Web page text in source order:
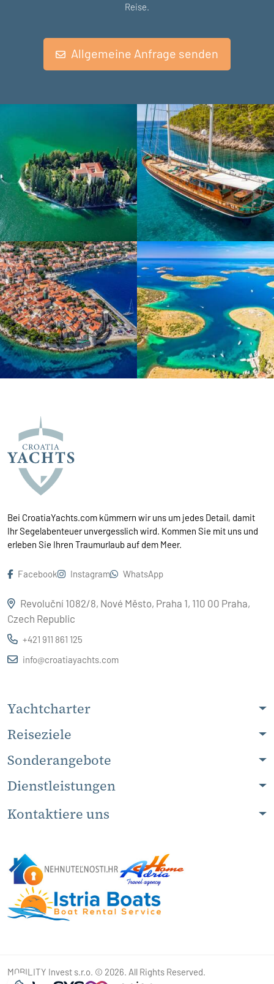
Reise.
Allgemeine Anfrage senden
Bei CroatiaYachts.com kümmern wir uns um jedes Detail, damit
Ihr Segelabenteuer unvergesslich wird. Kommen Sie mit uns und
erleben Sie Ihren Traumurlaub auf dem Meer.
Facebook Instagram WhatsApp
Revoluční 1082/8, Nové Město, Praha 1, 110 00 Praha,
Czech Republic
+421 911 861 125
info@croatiayachts.com
Yachtcharter
Reiseziele
Sonderangebote
Dienstleistungen
Kontaktiere uns
MOBILITY Invest s.r.o. © 2026. All Rights Reserved.